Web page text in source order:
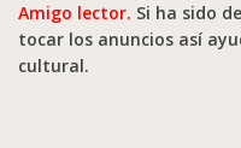
Amigo lector. Si ha sido
tocar los anuncios así
cultural.